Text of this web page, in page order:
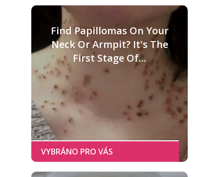
Find Papillomas On Your
Neck Or Armpit? It's The
First Stage Of...